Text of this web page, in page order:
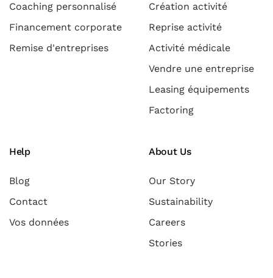
Coaching personnalisé
Financement corporate
Remise d'entreprises
Création activité
Reprise activité
Activité médicale
Vendre une entreprise
Leasing équipements
Factoring
Help
Blog
Contact
Vos données
About Us
Our Story
Sustainability
Careers
Stories